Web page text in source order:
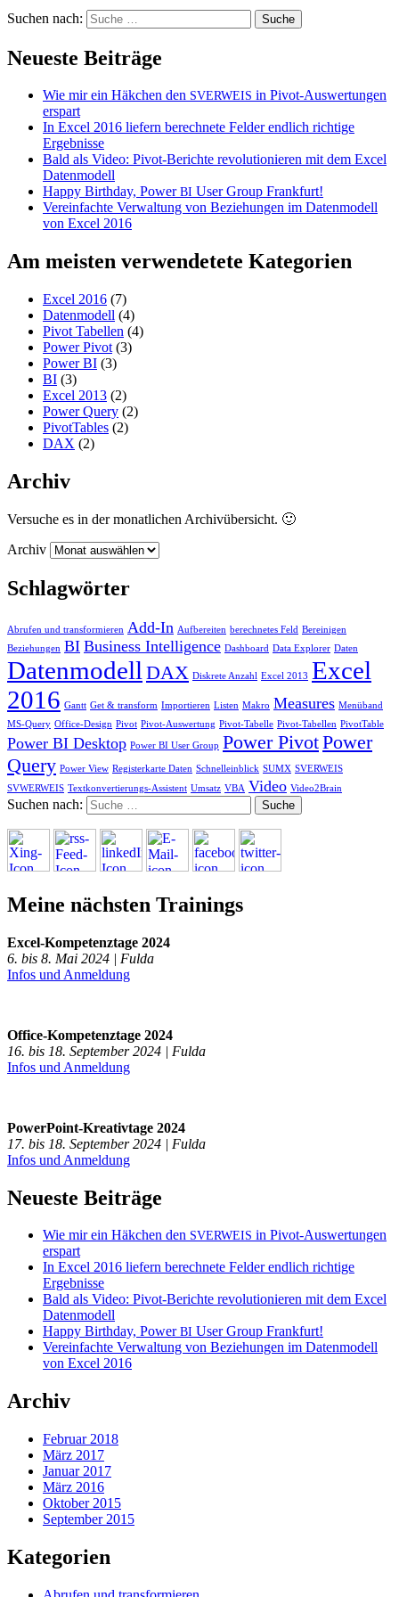
Suchen nach:
Neueste Beiträge
Wie mir ein Häkchen den SVERWEIS in Pivot-Auswertungen
erspart
In Excel 2016 liefern berechnete Felder endlich richtige
Ergebnisse
Bald als Video: Pivot-Berichte revolutionieren mit dem Excel
Datenmodell
Happy Birthday, PowerBI User Group Frankfurt!
Vereinfachte Verwaltung von Beziehungen im Datenmodell
von Excel 2016
Am meisten verwendetete Kategorien
Excel 2016 (7)
Datenmodell (4)
Pivot Tabellen (4)
Power Pivot (3)
Power BI (3)
BI (3)
Excel 2013 (2)
Power Query (2)
PivotTables (2)
DAX (2)
Archiv
Versuche es in der monatlichen Archivübersicht. 🙂
Archiv
Schlagwörter
Abrufen und transformieren Add-In Aufbereiten berechnetes Feld Bereinigen
Beziehungen BI Business Intelligence Dashboard Data Explorer Daten
Datenmodell DAX Diskrete Anzahl Excel 2013 Excel
2016 Gantt Get & transform Importieren Listen Makro Measures Menüband
MS-Query Office-Design Pivot Pivot-Auswertung Pivot-Tabelle Pivot-Tabellen PivotTable
Power BI Desktop Power BI User Group Power PivotPower
Query Power View Registerkarte Daten Schnelleinblick SUMX SVERWEIS
SVWERWEIS Textkonvertierungs-Assistent Umsatz VBA Video Video2Brain
Suchen nach:
Meine nächsten Trainings
Excel-Kompetenztage 2024
6. bis 8. Mai 2024 | Fulda
Infos und Anmeldung
Office-Kompetenztage 2024
16. bis 18. September 2024 | Fulda
Infos und Anmeldung
PowerPoint-Kreativtage 2024
17. bis 18. September 2024 | Fulda
Infos und Anmeldung
Neueste Beiträge
Wie mir ein Häkchen den SVERWEIS in Pivot-Auswertungen
erspart
In Excel 2016 liefern berechnete Felder endlich richtige
Ergebnisse
Bald als Video: Pivot-Berichte revolutionieren mit dem Excel
Datenmodell
Happy Birthday, PowerBI User Group Frankfurt!
Vereinfachte Verwaltung von Beziehungen im Datenmodell
von Excel 2016
Archiv
Februar 2018
März 2017
Januar 2017
März 2016
Oktober 2015
September 2015
Kategorien